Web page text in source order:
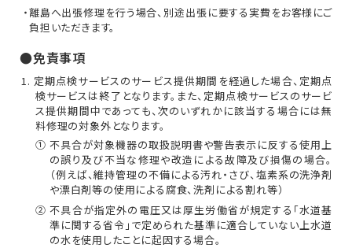
・離島へ出張修理を行う場合、別途出張に要する実費をお客様にご
負担いただきます。
●免責事項
1. 定期点検サービスのサービス提供期間を経過した場合、定期点
検サービスは終了となります。また、定期点検サービスのサービ
ス提供期間中であっても、次のいずれかに該当する場合には無
料修理の対象外となります。
① 不具合が対象機器の取扱説明書や警告表示に反する使用上
の誤り及び不当な修理や改造による故障及び損傷の場合。
（例えば、維持管理の不備による汚れ・さび、塩素系の洗浄剤
や漂白剤等の使用による腐食、洗剤による割れ等）
② 不具合が指定外の電圧又は厚生労働省が規定する「水道基
準に関する省令」で定められた基準に適合していない上水道
の水を使用したことに起因する場合。